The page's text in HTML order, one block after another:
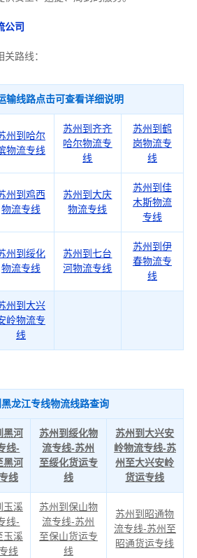
公司
路线：
输线路点击可查看详细说明
州到哈尔
物流专线
苏州到齐齐
哈尔物流专
线
苏州到鹤
岗物流专
线
州到鸡西
物流专线
苏州到大庆
物流专线
苏州到佳
木斯物流
专线
州到绥化
物流专线
苏州到七台
河物流专线
苏州到伊
春物流专
线
州到大兴
岭物流专
线
龙江专线物流线路查询
黑河
线-
黑河
线
苏州到绥化物
流专线-苏州
至绥化货运专
线
苏州到大兴安
岭物流专线-苏
州至大兴安岭
货运专线
玉溪
线-
玉溪
线
苏州到保山物
流专线-苏州
至保山货运专
线
苏州到昭通物
流专线-苏州至
昭通货运专线